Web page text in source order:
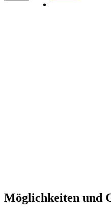
Möglich­keiten und